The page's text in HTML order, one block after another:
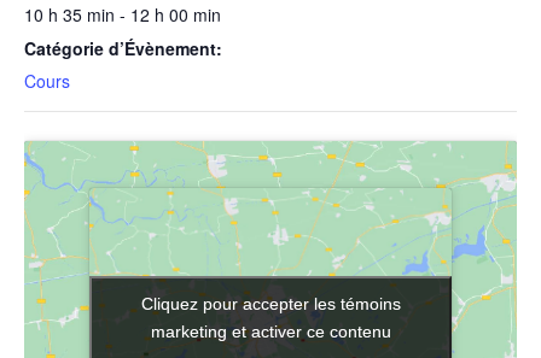
10 h 35 min - 12 h 00 min
Catégorie d’Évènement:
Cours
Cliquez pour accepter les témoins
marketing et activer ce contenu
Cliquez pour accepter les témoins
marketing et activer ce contenu